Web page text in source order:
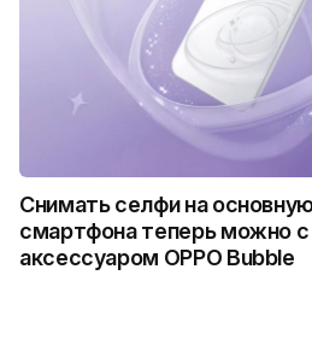
Снимать селфи на
смартфона теперь можно с
аксессуаром OPPO Bubble